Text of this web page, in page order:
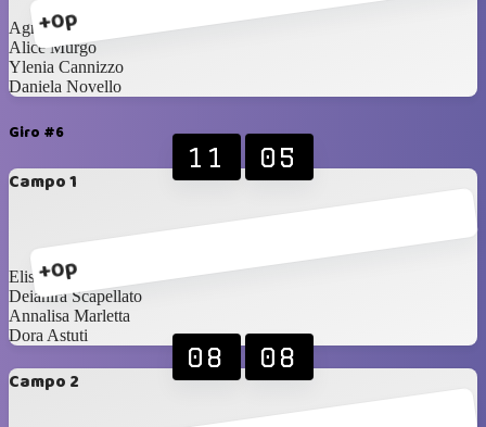
+0p
Agnese Milazzo
Alice Murgo
Ylenia Cannizzo
Daniela Novello
Giro #6
Campo 1
+0p
11 05
Elisa Malgioglio
Deianira Scapellato
Annalisa Marletta
Dora Astuti
Campo 2
08 08